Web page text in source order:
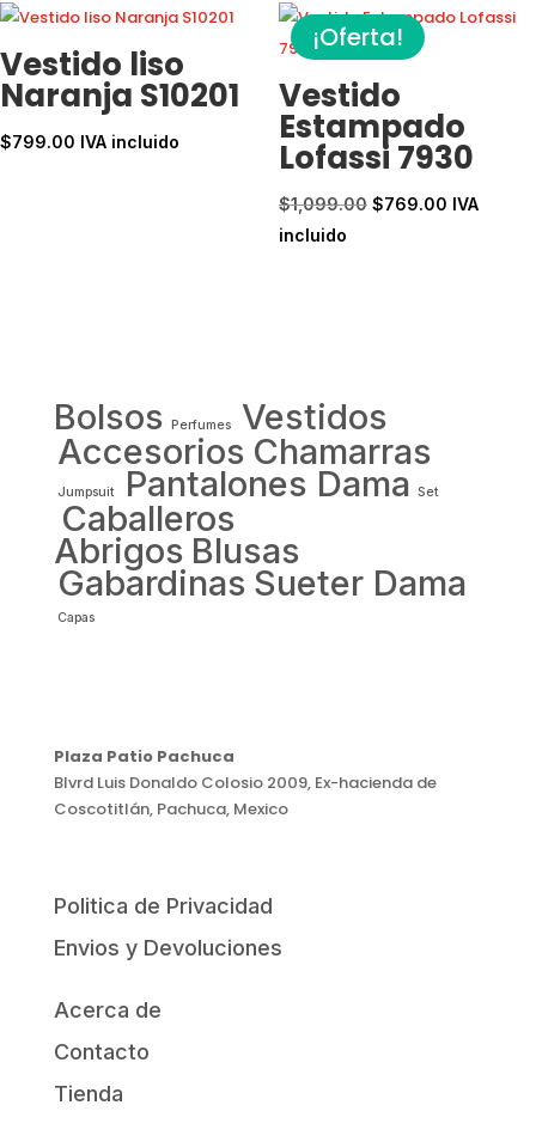
$1,060.00.$742.00.
Vestido liso
Naranja S10201
$799.00 IVA incluido
¡Oferta!
Vestido
Estampado
Lofassi 7930
$1,099.00 El
$769.00ElIVA
incluido
Bolsos Perfumes
Vestidos
Accesorios Chamarras
Jumpsuit Pantalones Dama Set
Caballeros
Abrigos Blusas
Gabardinas Sueter Dama
Capas
Plaza Patio Pachuca
Blvrd Luis Donaldo Colosio 2009, Ex-hacienda de
Coscotitlán, Pachuca, Mexico
Politica de Privacidad
Envios y Devoluciones
Acerca de
Contacto
Tienda